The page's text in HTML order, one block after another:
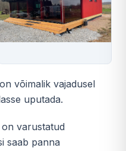
võimalik vajadusel
uputada.
on varustatud
saab panna